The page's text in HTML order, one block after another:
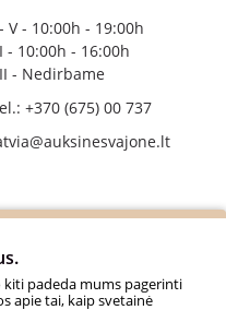
V - 10:00h - 19:00h
- 10:00h - 16:00h
- Nedirbame
+370 (675) 00 737
kiti padeda mums pagerinti
apie tai, kaip svetainė